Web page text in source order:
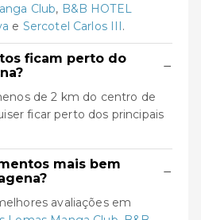
Club, B&B HOTEL
e Sercotel Carlos III.
ficam perto do
−
de 2 km do centro de
ficar perto dos principais
mais bem
−
avaliações em